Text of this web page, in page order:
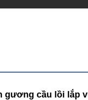
cầu lồi lắp